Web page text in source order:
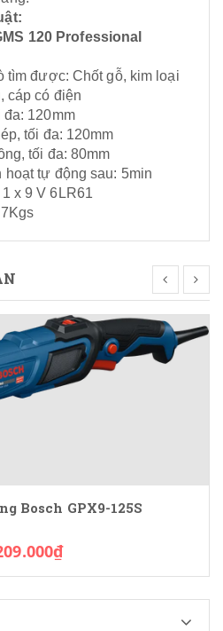
120 Professional
tìm được: Chốt gỗ, kim loại
cáp có điện
120mm
tối đa: 120mm
tối đa: 80mm
hoạt tự động sau: 5min
x 9 V 6LR61
Bosch GPX9-125S